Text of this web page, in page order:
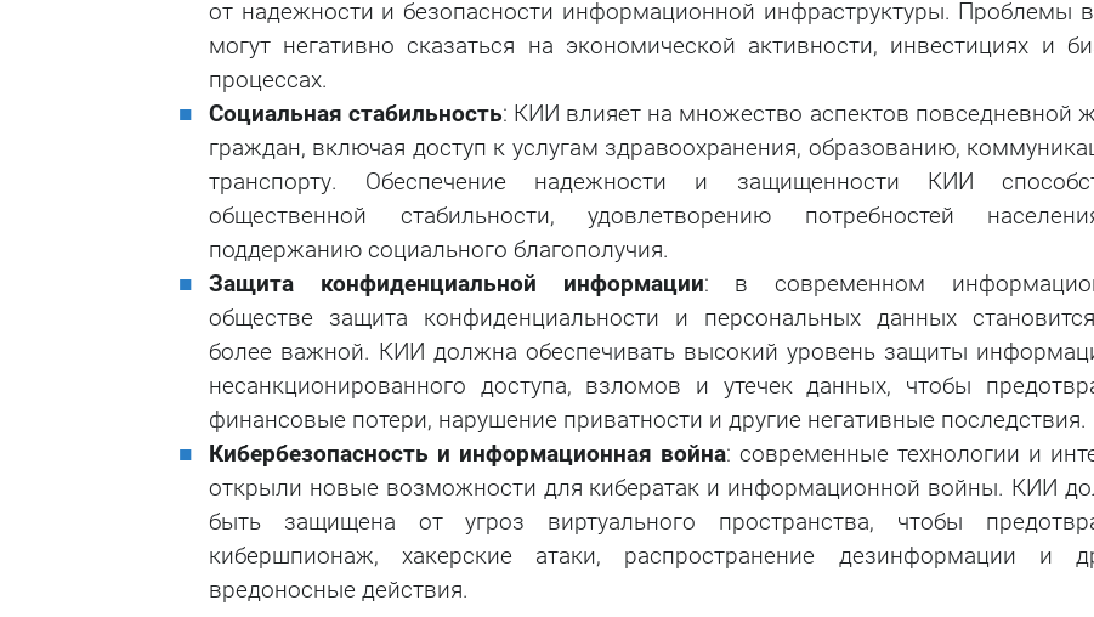
от надежности и безопасности информационной инфраструктуры. Проблемы
могут негативно сказаться на экономической активности, инвестициях и
процессах.
Социальная стабильность: КИИ влияет на множество аспектов повседневной
граждан, включая доступ к услугам здравоохранения, образованию,
транспорту. Обеспечение надежности и защищенности КИИ
общественной стабильности, удовлетворению потребностей
поддержанию социального благополучия.
Защита конфиденциальной информации: в современном
обществе защита конфиденциальности и персональных данных
более важной. КИИ должна обеспечивать высокий уровень защиты
несанкционированного доступа, взломов и утечек данных, чтобы
финансовые потери, нарушение приватности и другие негативные последствия.
Кибербезопасность и информационная война: современные технологии и
открыли новые возможности для кибератак и информационной войны. КИИ
быть защищена от угроз виртуального пространства, чтобы
кибершпионаж, хакерские атаки, распространение дезинформации и
вредоносные действия.